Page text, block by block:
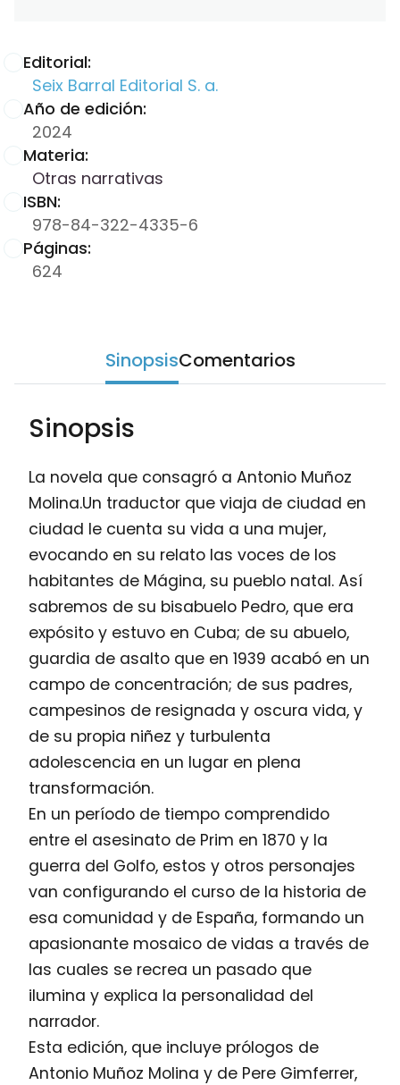
Editorial:
Seix Barral Editorial S. a.
Año de edición:
2024
Materia:
Otras narrativas
ISBN:
978-84-322-4335-6
Páginas:
624
SinopsisComentarios
Sinopsis
La novela que consagró a Antonio Muñoz
Molina.Un traductor que viaja de ciudad en
ciudad le cuenta su vida a una mujer,
evocando en su relato las voces de los
habitantes de Mágina, su pueblo natal. Así
sabremos de su bisabuelo Pedro, que era
expósito y estuvo en Cuba; de su abuelo,
guardia de asalto que en 1939 acabó en un
campo de concentración; de sus padres,
campesinos de resignada y oscura vida, y
de su propia niñez y turbulenta
adolescencia en un lugar en plena
transformación.
En un período de tiempo comprendido
entre el asesinato de Prim en 1870 y la
guerra del Golfo, estos y otros personajes
van configurando el curso de la historia de
esa comunidad y de España, formando un
apasionante mosaico de vidas a través de
las cuales se recrea un pasado que
ilumina y explica la personalidad del
narrador.
Esta edición, que incluye prólogos de
Antonio Muñoz Molina y de Pere Gimferrer,